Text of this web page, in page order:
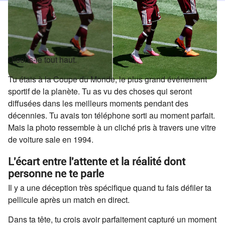
Disons-le tout haut.
Tu étais à la Coupe du Monde, le plus grand événement
sportif de la planète. Tu as vu des choses qui seront
diffusées dans les meilleurs moments pendant des
décennies. Tu avais ton téléphone sorti au moment parfait.
Mais la photo ressemble à un cliché pris à travers une vitre
de voiture sale en 1994.
L'écart entre l'attente et la réalité dont
personne ne te parle
Il y a une déception très spécifique quand tu fais défiler ta
pellicule après un match en direct.
Dans ta tête, tu crois avoir parfaitement capturé un moment